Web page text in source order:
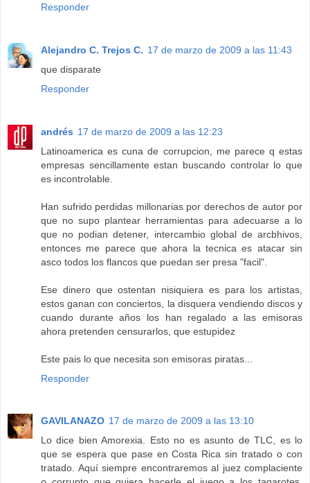
Responder
Alejandro C. Trejos C. 17 de marzo de 2009 a las 11:43
que disparate
Responder
andrés 17 de marzo de 2009 a las 12:23
Latinoamerica es cuna de corrupcion, me parece q estas
empresas sencillamente estan buscando controlar lo que
es incontrolable.
Han sufrido perdidas millonarias por derechos de autor por
que no supo plantear herramientas para adecuarse a lo
que no podian detener, intercambio global de arcbhivos,
entonces me parece que ahora la tecnica es atacar sin
asco todos los flancos que puedan ser presa "facil".
Ese dinero que ostentan nisiquiera es para los artistas,
estos ganan con conciertos, la disquera vendiendo discos y
cuando durante años los han regalado a las emisoras
ahora pretenden censurarlos, que estupidez
Este pais lo que necesita son emisoras piratas...
Responder
GAVILANAZO 17 de marzo de 2009 a las 13:10
Lo dice bien Amorexia. Esto no es asunto de TLC, es lo
que se espera que pase en Costa Rica sin tratado o con
tratado. Aquí siempre encontraremos al juez complaciente